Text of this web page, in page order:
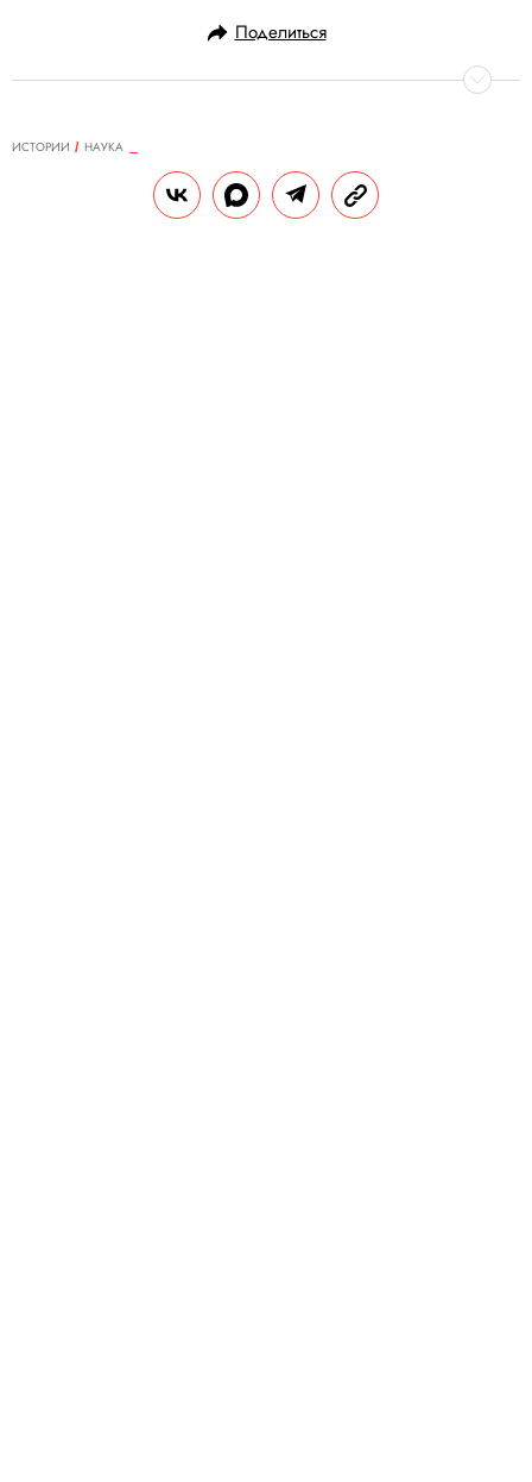
Поделиться
ИСТОРИИ
НАУКА
ОБНОВЛЕНО 14.02.2026, 21:05
«Омикрон» — новый вариант